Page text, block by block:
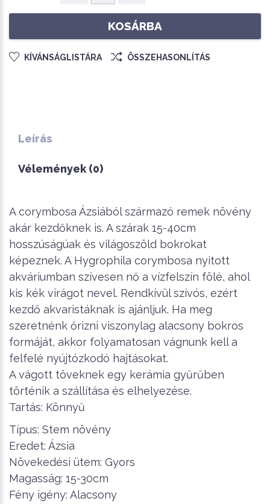
KOSÁRBA
KÍVÁNSÁGLISTÁRA ÖSSZEHASONLÍTÁS
Leírás
Vélemények (0)
A corymbosa Ázsiából származó remek növény
akár kezdőknek is. A szárak 15-40cm
hosszúságúak és világoszöld bokrokat
képeznek. A Hygrophila corymbosa nyitott
akváriumban szívesen nő a vízfelszín fölé, ahol
kis kék virágot nevel. Rendkívül szívós, ezért
kezdő akvaristáknak is ajánljuk. Ha meg
szeretnénk őrizni viszonylag alacsony bokros
formáját, akkor folyamatosan vágnunk kell a
felfelé nyújtózkodó hajtásokat.
A vágott töveknek egy kerámia gyűrűben
történik a szállítása és elhelyezése.
Tartás: Könnyű
Típus: Stem növény
Eredet: Ázsia
Növekedési ütem: Gyors
Magasság: 15-30cm
Fény igény: Alacsony